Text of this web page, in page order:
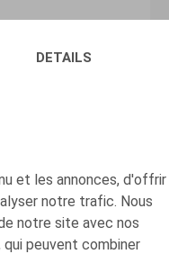
DETAILS
et les annonces, d'offrir
notre trafic. Nous
notre site avec nos
peuvent combiner